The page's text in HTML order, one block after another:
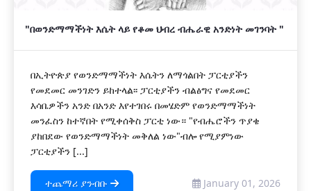
"በወንድማማችነት እሴት ላይ የቆመ ህብረ ብሔራዊ አንድነት መገንባት "
በኢትዮጵያ የወንድማማችነት እሴትን ለማጎልበት ፓርቲያችን
የመደመር መንገድን ይከተላል፡፡ ፓርቲያችን ብልፅግና የመደመር
እሳቤዎችን አንድ በአንድ እየተገበሩ በመሄድም የወንድማማችነት
መንፈስን ከተኛበት የሚቀሰቅስ ፓርቲ ነው። "የብሔሮችን ጥያቄ
ያከበደው የወንድማማችነት መቅለል ነው"ብሎ የሚያምነው
ፓርቲያችን [...]
ተጨማሪ ያንብቡ January 01, 2026